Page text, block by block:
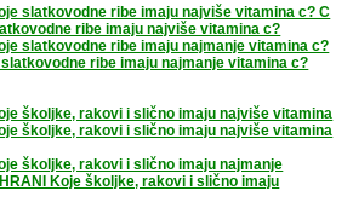
slatkovodne ribe imaju najviše vitamina c? C
ribe imaju najviše vitamina c?
slatkovodne ribe imaju najmanje vitamina c?
slatkovodne ribe imaju najmanje vitamina c?
školjke, rakovi i slično imaju najviše vitamina
školjke, rakovi i slično imaju najviše vitamina
školjke, rakovi i slično imaju najmanje
Koje školjke, rakovi i slično imaju